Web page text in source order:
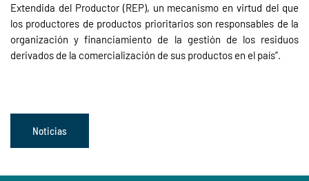
Extendida del Productor (REP), un mecanismo en virtud del que
los productores de productos prioritarios son responsables de la
organización y financiamiento de la gestión de los residuos
derivados de la comercialización de sus productos en el país”.
Noticias